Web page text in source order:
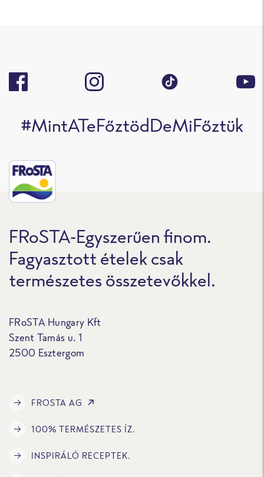
#MintATeFőztödDeMiFőztük
FRoSTA-Egyszerűen finom.
Fagyasztott ételek csak
természetes összetevőkkel.
FRoSTA Hungary Kft
Szent Tamás u. 1
2500 Esztergom
FROSTA AG
100% TERMÉSZETES ÍZ.
INSPIRÁLÓ RECEPTEK.